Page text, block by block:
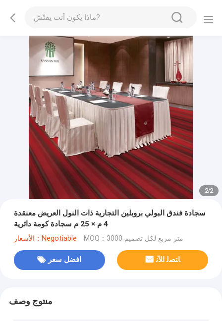
2/2
سجادة فندق البولي بروبلين التجارية ذات النول العريض معنقدة
4 م × 25 م سجادة كومة دائرية
الأسعار：Negotiable MOQ：3000 متر مربع لكل تصميم
افضل سعر ﺎﺘﺼﻟ ﺍﻶﻧ
منتوج وصف